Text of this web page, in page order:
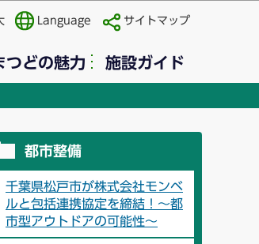
Language サイトマップ
つどの魅力 施設ガイド
都市整備
千葉県松戸市が株式会社モンベ
ルと包括連携協定を締結！～都
市型アウトドアの可能性～